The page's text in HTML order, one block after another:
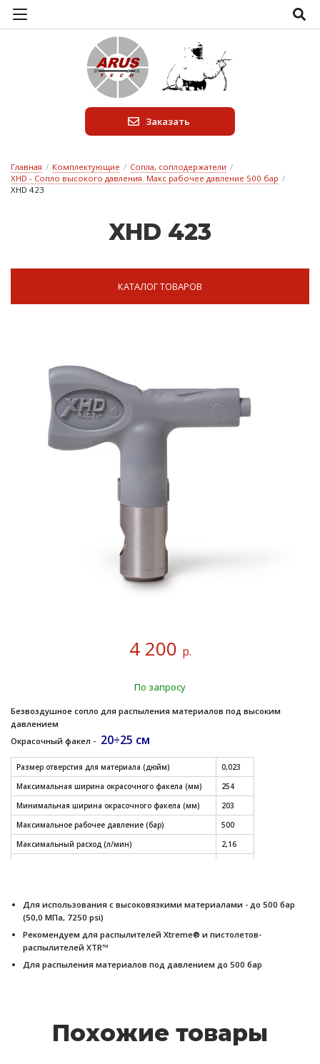
Заказать
Главная / Комплектующие / Сопла, соплодержатели /
XHD - Сопло высокого давления. Макс рабочее давление 500 бар /
XHD 423
XHD 423
КАТАЛОГ ТОВАРОВ
4 200 р.
По запросу
Безвоздушное сопло для распыления материалов под высоким
давлением
Окрасочный факел - 20÷25 см
Размер отверстия для материала (дюйм)
0,023
Максимальная ширина окрасочного факела (мм)
254
Минимальная ширина окрасочного факела (мм)
203
Максимальное рабочее давление (бар)
500
Максимальный расход (л/мин)
2,16
Для использования с высоковязкими материалами - до 500 бар
(50,0 МПа, 7250 psi)
Рекомендуем для распылителей Xtreme® и пистолетов-
распылителей XTR™
Для распыления материалов под давлением до 500 бар
Похожие товары